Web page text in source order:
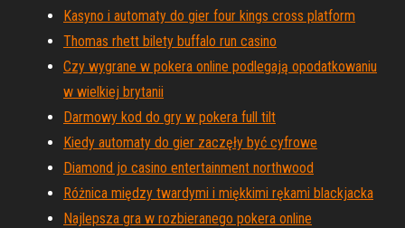
Kasyno i automaty do gier four kings cross platform
Thomas rhett bilety buffalo run casino
Czy wygrane w pokera online podlegają opodatkowaniu
w wielkiej brytanii
Darmowy kod do gry w pokera full tilt
Kiedy automaty do gier zaczęły być cyfrowe
Diamond jo casino entertainment northwood
Różnica między twardymi i miękkimi rękami blackjacka
Najlepsza gra w rozbieranego pokera online